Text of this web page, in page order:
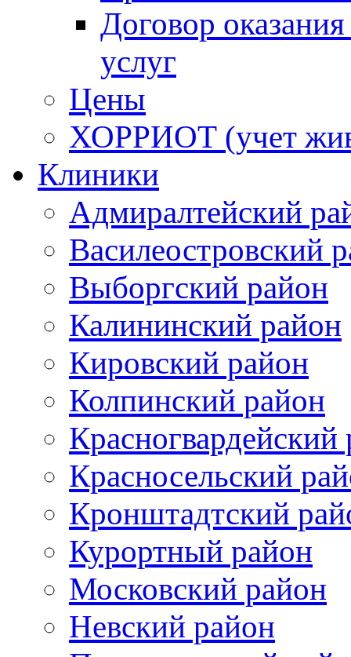
Договор
услуг
Цены
ХОРРИОТ (учет
Клиники
Адмиралтейский
Василеостровский
Выборгский район
Калининский район
Кировский район
Колпинский район
Красногвардейский
Красносельский
Кронштадтский
Курортный район
Московский район
Невский район